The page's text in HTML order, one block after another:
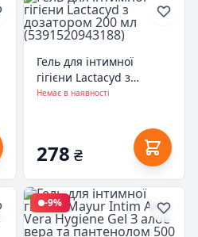
Гель для інтимної
гігієни Lactacyd з
дозатором 200 мл
Немає в наявності
278 ₴
-9%